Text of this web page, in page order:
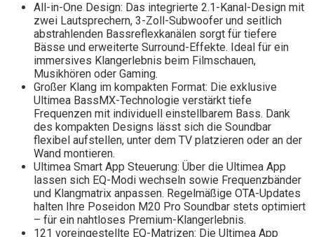
All-in-One Design: Das integrierte 2.1-Kanal-Design mit
zwei Lautsprechern, 3-Zoll-Subwoofer und seitlich
abstrahlenden Bassreflexkanälen sorgt für tiefere
Bässe und erweiterte Surround-Effekte. Ideal für ein
immersives Klangerlebnis beim Filmschauen,
Musikhören oder Gaming.
Großer Klang im kompakten Format: Die exklusive
Ultimea BassMX-Technologie verstärkt tiefe
Frequenzen mit individuell einstellbarem Bass. Dank
des kompakten Designs lässt sich die Soundbar
flexibel aufstellen, unter dem TV platzieren oder an der
Wand montieren.
Ultimea Smart App Steuerung: Über die Ultimea App
lassen sich EQ-Modi wechseln sowie Frequenzbänder
und Klangmatrix anpassen. Regelmäßige OTA-Updates
halten Ihre Poseidon M20 Pro Soundbar stets optimiert
– für ein nahtloses Premium-Klangerlebnis.
121 voreingestellte EQ-Matrizen: Die Ultimea App